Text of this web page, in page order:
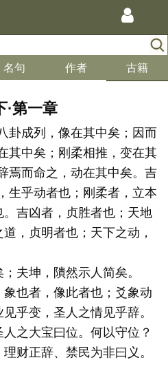
名句 作者 古籍
·第一章
，像在其中矣；因而
其中矣；刚柔相推，变在其
焉而命之，动在其中矣。吉
生乎动者也；刚柔者，立本
吉凶者，贞胜者也；天地
，贞明者也；天下之动，
坤，隤然示人简矣。
也者，像此者也；爻象动
乎变，圣人之情见乎辞。
之大宝曰位。何以守位？
财正辞、禁民为非曰义。